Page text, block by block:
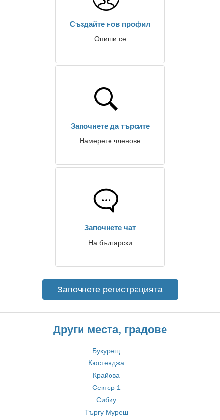
Създайте нов профил
Опиши се
Започнете да търсите
Намерете членове
Започнете чат
На български
Започнете регистрацията
Други места, градове
Букурещ
Кюстенджа
Крайова
Сектор 1
Сибиу
Търгу Муреш